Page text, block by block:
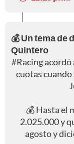
💰 Un tema
Quintero
#Racingacordó
cuotas
💰 Hasta el
2.025.000 y
agosto y